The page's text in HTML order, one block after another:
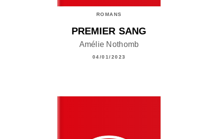
ROMANS
PREMIER SANG
Amélie Nothomb
04/01/2023